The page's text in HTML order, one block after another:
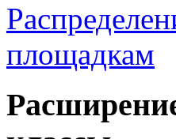
площадкам